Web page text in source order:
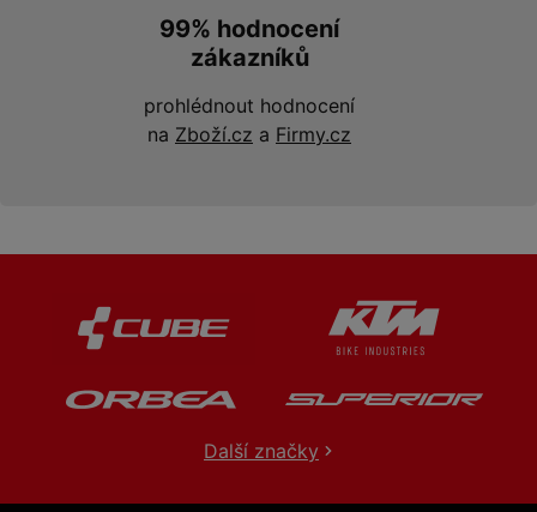
99% hodnocení
zákazníků
prohlédnout hodnocení
na Zboží.cz a Firmy.cz
Další značky